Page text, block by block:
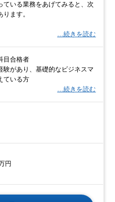
ている業務をあげてみると、次
ります。
…続きを読む
目合格者
験があり、基礎的なビジネスマ
ている方
…続きを読む
円